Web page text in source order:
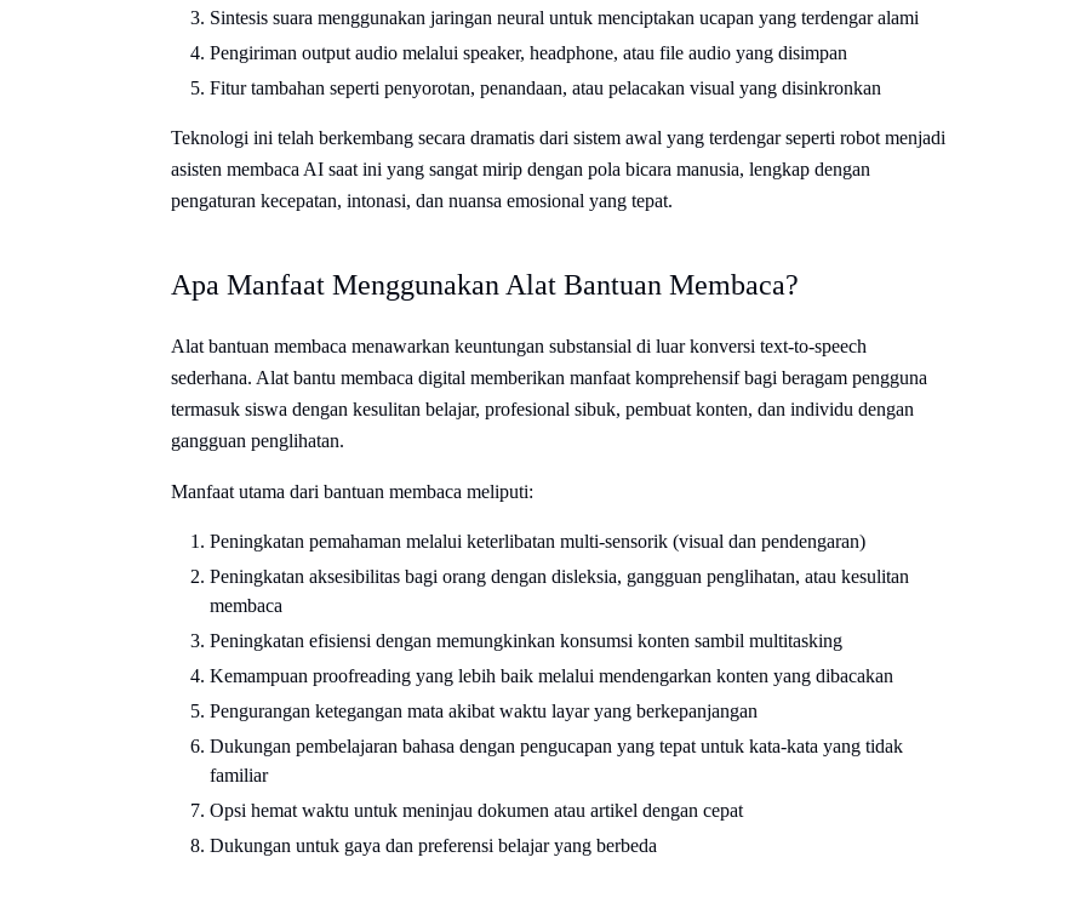
Sintesis suara menggunakan jaringan neural untuk menciptakan ucapan yang terdengar alami
Pengiriman output audio melalui speaker, headphone, atau file audio yang disimpan
Fitur tambahan seperti penyorotan, penandaan, atau pelacakan visual yang disinkronkan
Teknologi ini telah berkembang secara dramatis dari sistem awal yang terdengar seperti robot menjadi
asisten membaca AI saat ini yang sangat mirip dengan pola bicara manusia, lengkap dengan
pengaturan kecepatan, intonasi, dan nuansa emosional yang tepat.
Apa Manfaat Menggunakan Alat Bantuan Membaca?
Alat bantuan membaca menawarkan keuntungan substansial di luar konversi text-to-speech
sederhana. Alat bantu membaca digital memberikan manfaat komprehensif bagi beragam pengguna
termasuk siswa dengan kesulitan belajar, profesional sibuk, pembuat konten, dan individu dengan
gangguan penglihatan.
Manfaat utama dari bantuan membaca meliputi:
Peningkatan pemahaman melalui keterlibatan multi-sensorik (visual dan pendengaran)
Peningkatan aksesibilitas bagi orang dengan disleksia, gangguan penglihatan, atau kesulitan
membaca
Peningkatan efisiensi dengan memungkinkan konsumsi konten sambil multitasking
Kemampuan proofreading yang lebih baik melalui mendengarkan konten yang dibacakan
Pengurangan ketegangan mata akibat waktu layar yang berkepanjangan
Dukungan pembelajaran bahasa dengan pengucapan yang tepat untuk kata-kata yang tidak
familiar
Opsi hemat waktu untuk meninjau dokumen atau artikel dengan cepat
Dukungan untuk gaya dan preferensi belajar yang berbeda